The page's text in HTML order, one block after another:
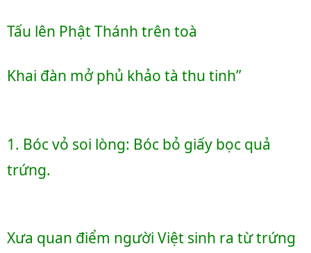
Tấu lên Phật Thánh trên toà
Khai đàn mở phủ khảo tà thu tinh”
1. Bóc vỏ soi lòng: Bóc bỏ giấy bọc quả
trứng.
Xưa quan điểm người Việt sinh ra từ trứng